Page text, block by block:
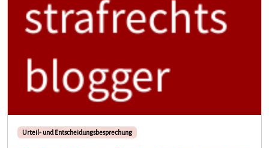
Urteil- und Entscheidungsbesprechung